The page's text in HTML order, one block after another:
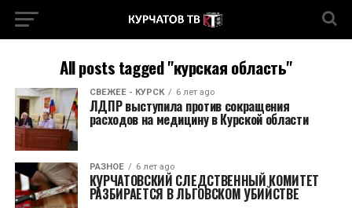
All posts tagged "курская область"
СВЕЖЕЕ - КУРСК 6 лет ago
ЛДПР выступила против сокращения
расходов на медицину в Курской области
РАЗНОЕ 6 лет ago
КУРЧАТОВСКИЙ СЛЕДСТВЕННЫЙ КОМИТЕТ
РАЗБИРАЕТСЯ В ЛЬГОВСКОМ УБИЙСТВЕ